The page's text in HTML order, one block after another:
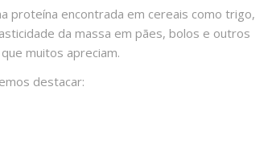
proteína encontrada em cereais como trigo,
da massa em pães, bolos e outros
muitos apreciam.
destacar: